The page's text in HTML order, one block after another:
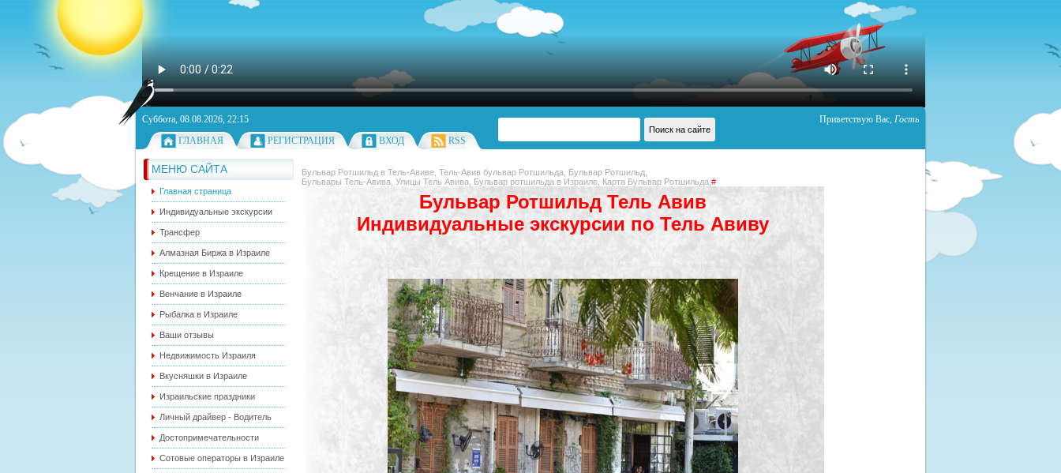
Суббота, 08.08.2026, 22:15 Приветствую Вас, Гость
ГЛАВНАЯ
РЕГИСТРАЦИЯ ВХОД RSS
МЕНЮ САЙТА
Главная страница
Индивидуальные экскурсии
Трансфер
Алмазная Биржа в Израиле
Крещение в Израиле
Венчание в Израиле
Рыбалка в Израиле
Ваши отзывы
Недвижимость Израиля
Вкусняшки в Израиле
Израильские праздники
Личный драйвер - Водитель
Достопримечательности
Сотовые операторы в Израиле
Бульвар Ротшильд в Тель-Авиве, Тель-Авив бульвар Ротшильда, Бульвар Ротшильд,
Бульвары Тель-Авива, Улицы Тель Авива, Бульвар ротшильда в Израиле, Карта Бульвар Ротшильда, #
Бульвар Ротшильд Тель Авив
Индивидуальные экскурсии по Тель Авиву